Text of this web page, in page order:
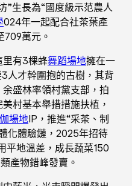
”生長為“國度級示范農人
024年一起配合社茶葉產
萬元。
里有3棵蜂舞蹈場地擁在一
人才幹圍抱的古樹，其背
盛林率領村黨支部，拍
村基本舉措措施扶植，
場地IP，推進“采茶、制
化體驗鏈，2025年招待
平地溫差，成長蔬菜150
產物錯峰發賣。